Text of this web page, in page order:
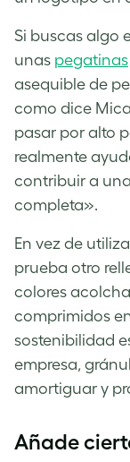
Si buscas algo
unas pegatinas
asequible de
como dice
pasar por alto
realmente
contribuir a
completa».
En vez de
prueba otro
colores
comprimidos
sostenibilidad
empresa,
amortiguar y
Añade